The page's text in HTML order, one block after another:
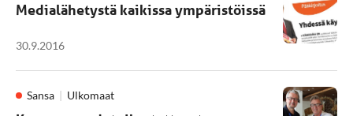
Medialähetystä kaikissa ympäristöissä
30.9.2016
Sansa Ulkomaat